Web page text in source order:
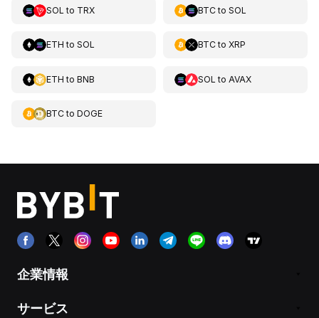
SOL to TRX BTCto SOL
ETH to SOL BTCto XRP
ETH to BNB SOL to AVAX
BTCto DOGE
企業情報
サービス